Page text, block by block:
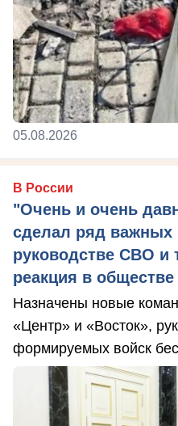
05.08.2026
В России
"Очень и очень
сделал ряд важных
руководстве СВО и
реакция в обществе
Назначены новые
«Центр» и «Восток»,
формируемых войск